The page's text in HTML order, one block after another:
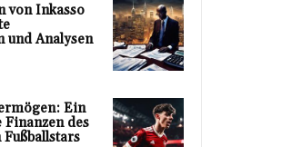
von Inkasso
Analysen
Ein
des